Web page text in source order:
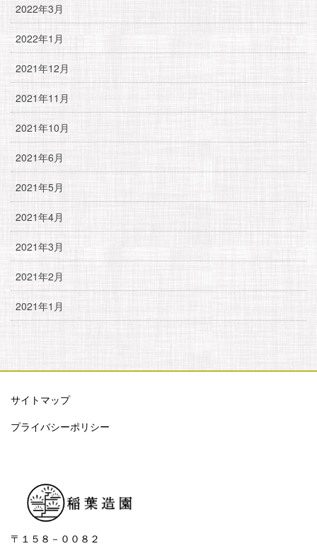
2022年3月
2022年1月
2021年12月
2021年11月
2021年10月
2021年6月
2021年5月
2021年4月
2021年3月
2021年2月
2021年1月
サイトマップ
プライバシーポリシー
〒１５８－００８２